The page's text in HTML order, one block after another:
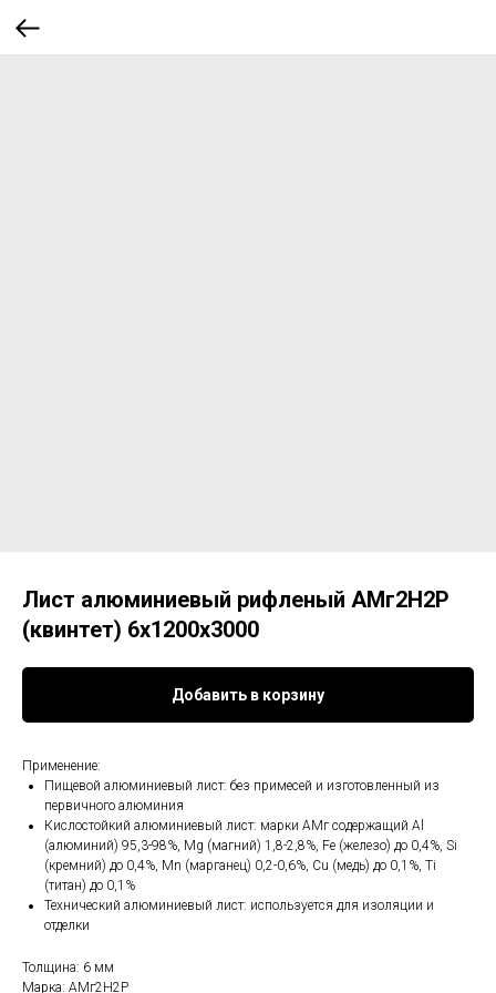
Лист алюминиевый рифленый АМг2Н2Р
(квинтет) 6х1200х3000
Добавить в корзину
Применение:
Пищевой алюминиевый лист: без примесей и изготовленный из
первичного алюминия
Кислостойкий алюминиевый лист: марки АМг содержащий Al
(алюминий) 95,3-98%, Mg (магний) 1,8-2,8%, Fe (железо) до 0,4%, Si
(кремний) до 0,4%, Mn (марганец) 0,2-0,6%, Cu (медь) до 0,1%, Ti
(титан) до 0,1%
Технический алюминиевый лист: используется для изоляции и
отделки
Толщина: 6 мм
Марка: АМг2Н2Р